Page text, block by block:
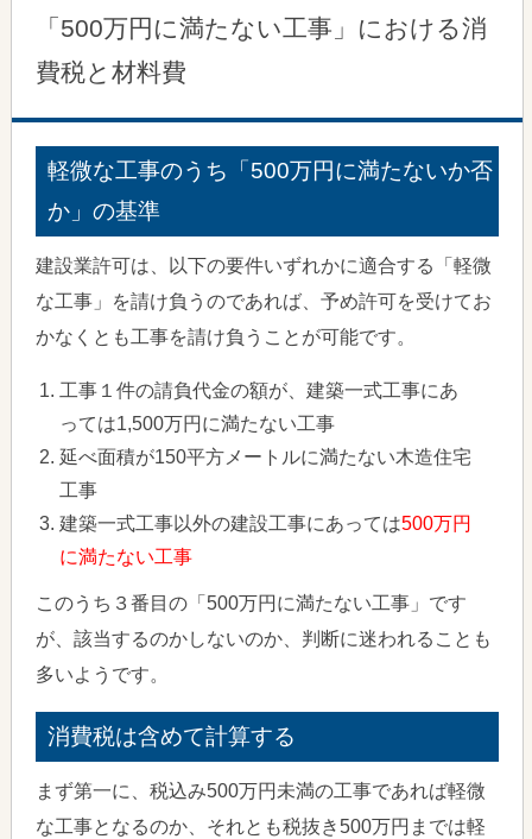
「500万円に満たない工事」における消
費税と材料費
軽微な工事のうち「500万円に満たないか否
か」の基準
建設業許可は、以下の要件いずれかに適合する「軽微
な工事」を請け負うのであれば、予め許可を受けてお
かなくとも工事を請け負うことが可能です。
工事１件の請負代金の額が、建築一式工事にあ
っては1,500万円に満たない工事
延べ面積が150平方メートルに満たない木造住宅
工事
建築一式工事以外の建設工事にあっては500万円
に満たない工事
このうち３番目の「500万円に満たない工事」です
が、該当するのかしないのか、判断に迷われることも
多いようです。
消費税は含めて計算する
まず第一に、税込み500万円未満の工事であれば軽微
な工事となるのか、それとも税抜き500万円までは軽